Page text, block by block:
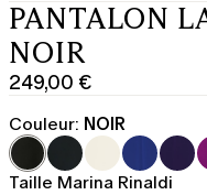
PANTALON
NOIR
249,00 €
Prix
actuel
249,00
€
Couleur: NOIR
Taille Marina Rinaldi